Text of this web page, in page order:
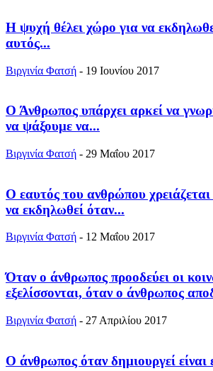
Η ψυχή θέλει χώρο για να
αυτός...
Βιργινία Φατσή - 19 Ιουνίου 2017
Ο Άνθρωπος υπάρχει αρκεί να
να ψάξουμε να...
Βιργινία Φατσή - 29 Μαΐου 2017
Ο εαυτός του ανθρώπου
να εκδηλωθεί όταν...
Βιργινία Φατσή - 12 Μαΐου 2017
Όταν ο άνθρωπος προοδεύει οι
εξελίσσονται, όταν ο άνθρωπος
Βιργινία Φατσή - 27 Απριλίου 2017
Ο άνθρωπος όταν δημιουργεί είναι